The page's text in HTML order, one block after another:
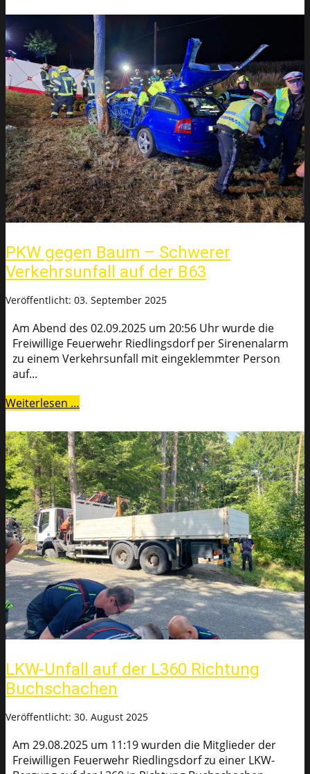
PKW gegen Baum – Schwerer
Verkehrsunfall auf der B63
Veröffentlicht: 03. September 2025
Am Abend des 02.09.2025 um 20:56 Uhr wurde die
Freiwillige Feuerwehr Riedlingsdorf per Sirenenalarm
zu einem Verkehrsunfall mit eingeklemmter Person
auf...
Weiterlesen …
LKW-Unfall auf der L360 Richtung
Buchschachen
Veröffentlicht: 30. August 2025
Am 29.08.2025 um 11:19 wurden die Mitglieder der
Freiwilligen Feuerwehr Riedlingsdorf zu einer LKW-